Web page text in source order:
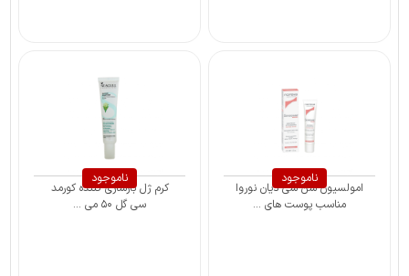
ناموجود
امولسیون سن سی دیان نوروا
مناسب پوست های ...
ناموجود
کرم ژل بازسازی ‌کننده کورمد
سی‌ گل ۵۰ می ...